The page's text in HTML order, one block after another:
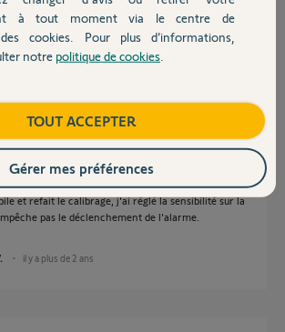
pro
détecteur de choc.
en pour la changer)
et refait le calibrage, j'ai réglé la sensibilité sur la
pas le déclenchement de l'alarme.
il y a plus de 2 ans
à tout moment via le centre de
cookies. Pour plus d’informations,
notre politique de cookies
TOUT ACCEPTER
Gérer mes préférences